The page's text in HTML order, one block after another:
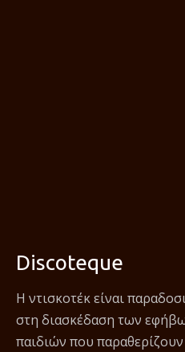
Discoteque
Η ντισκοτέκ είναι
στη διασκέδαση των
παιδιών που